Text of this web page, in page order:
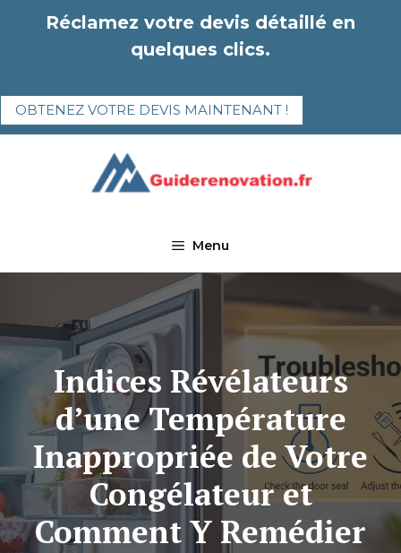
Réclamez votre devis détaillé en
quelques clics.
OBTENEZ VOTRE DEVIS MAINTENANT !
Menu
Indices Révélateurs
d’une Température
Inappropriée de Votre
Congélateur et
Comment Y Remédier